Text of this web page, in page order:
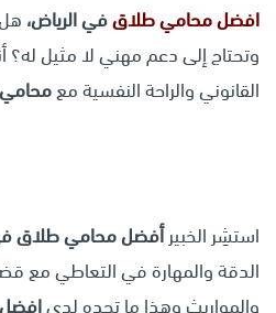
افضل محاميطلاقفي الرياض،
وتحتاج إلى دعم مهني لا مثيل له؟
القانوني والراحة النفسية مع
استشِر الخبيرأفضل محامي طلاق
الدقة والمهارة في التعاطي مع
والمواريث وهذا ما تجده لدى